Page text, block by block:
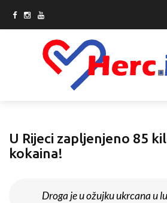
U Rijeci zapljenjeno 85
kokaina!
Droga je u ožujku ukrcana u